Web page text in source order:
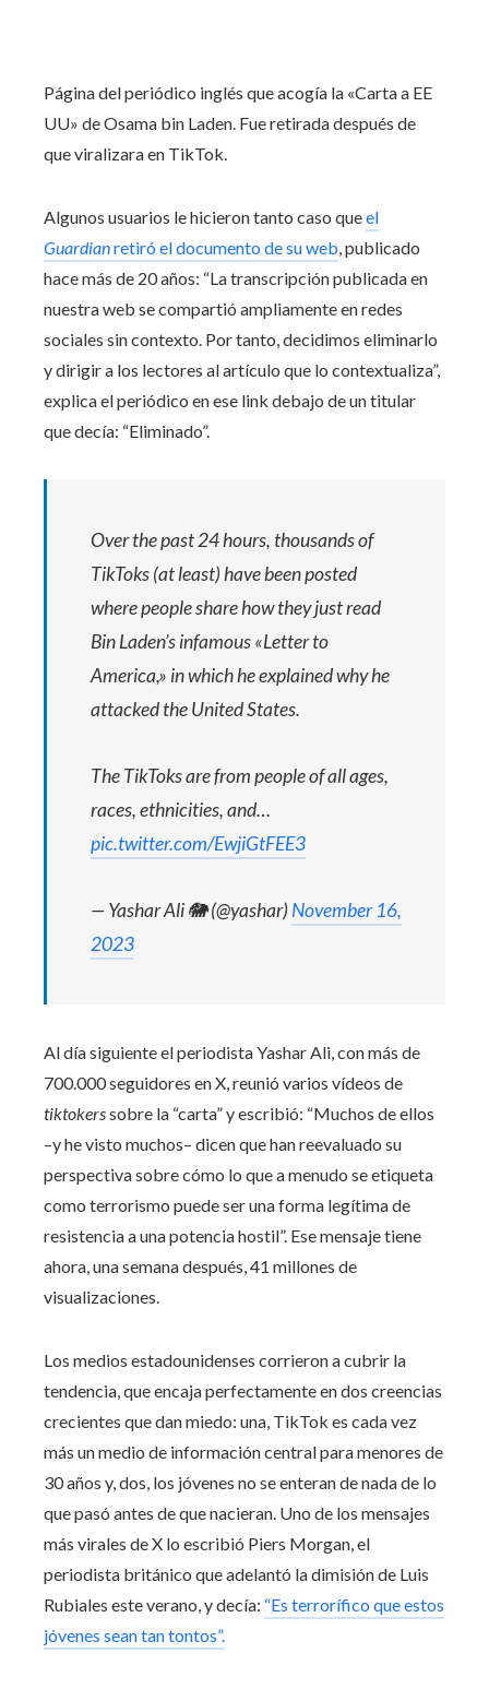
Página del periódico inglés que acogía la «Carta a EE
UU» de Osama bin Laden. Fue retirada después de
que viralizara en TikTok.
Algunos usuarios le hicieron tanto caso queel
Guardianretiró el documento de su web, publicado
hace más de 20 años: “La transcripción publicada en
nuestra web se compartió ampliamente en redes
sociales sin contexto. Por tanto, decidimos eliminarlo
y dirigir a los lectores al artículo que lo contextualiza”,
explica el periódico en ese link debajo de un titular
que decía: “Eliminado”.
Over the past 24 hours, thousands of
TikToks (at least) have been posted
where people share how they just read
Bin Laden’s infamous «Letter to
America,» in which he explained why he
attacked the United States.
The TikToks are from people of all ages,
races, ethnicities, and…
pic.twitter.com/EwjiGtFEE3
— Yashar Ali 🐘 (@yashar) November 16,
2023
Al día siguiente el periodista Yashar Ali, con más de
700.000 seguidores en X, reunió varios vídeos de
tiktokerssobre la “carta” y escribió: “Muchos de ellos
–y he visto muchos– dicen que han reevaluado su
perspectiva sobre cómo lo que a menudo se etiqueta
como terrorismo puede ser una forma legítima de
resistencia a una potencia hostil”. Ese mensaje tiene
ahora, una semana después, 41 millones de
visualizaciones.
Los medios estadounidenses corrieron a cubrir la
tendencia, que encaja perfectamente en dos creencias
crecientes que dan miedo: una, TikTok es cada vez
más un medio de información central para menores de
30 años y, dos, los jóvenes no se enteran de nada de lo
que pasó antes de que nacieran. Uno de los mensajes
más virales de X lo escribió Piers Morgan, el
periodista británico que adelantó la dimisión de Luis
Rubiales este verano, y decía: “Es terrorífico que estos
jóvenes sean tan tontos”.